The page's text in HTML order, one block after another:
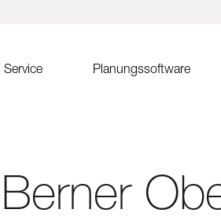
Solrif für Planer
Solrif für Installateure
Planungssoftware
Release Notes